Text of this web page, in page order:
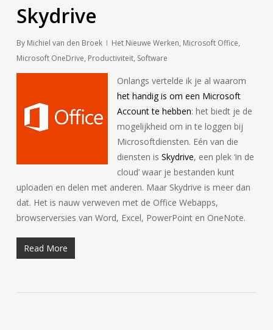
Skydrive
By Michiel van den Broek Het Nieuwe Werken, Microsoft Office,
Microsoft OneDrive, Productiviteit, Software
Onlangs vertelde ik je al waarom
het handig is om een Microsoft
Account te hebben: het biedt je de
mogelijkheid om in te loggen bij
Microsoftdiensten. Eén van die
diensten is Skydrive, een plek ‘in de
cloud’ waar je bestanden kunt
uploaden en delen met anderen. Maar Skydrive is meer dan
dat. Het is nauw verweven met de Office Webapps,
browserversies van Word, Excel, PowerPoint en OneNote.
Read More